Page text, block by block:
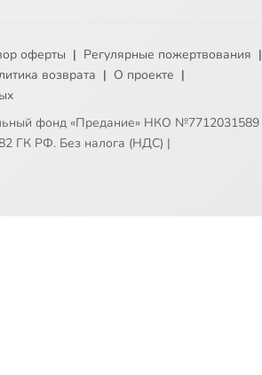
оферты | Регулярные пожертвования |
возврата | О проекте |
фонд «Предание» НКО №7712031589
ГК РФ. Без налога (НДС) |